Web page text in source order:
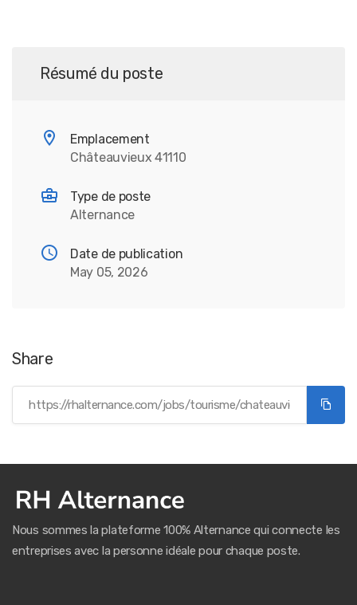
Résumé du poste
Emplacement
Châteauvieux 41110
Type de poste
Alternance
Date de publication
May 05, 2026
Share
Nous sommes la plateforme 100% Alternance qui connecte les
entreprises avec la personne idéale pour chaque poste.